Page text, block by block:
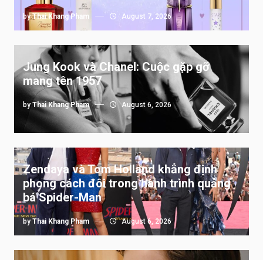
byThai Khang Pham August 7, 2026
Jung Kook và Chanel: Cuộc gặp gỡ
mang tên 1957
by Thai Khang Pham August 6, 2026
Zendaya và Tom Holland khẳng định
phong cách đôi trong hành trình quảng
bá Spider-Man
by Thai Khang Pham August 6, 2026